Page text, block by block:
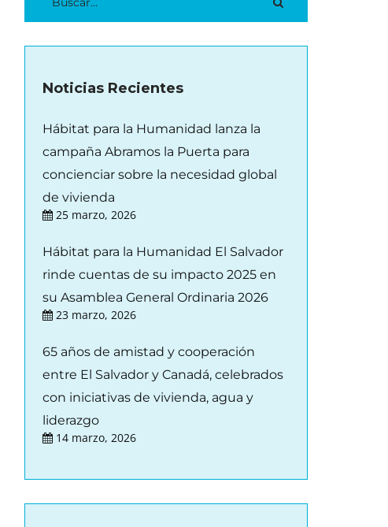
Noticias Recientes
Hábitat para la Humanidad lanza la
campaña Abramos la Puerta para
concienciar sobre la necesidad global
de vivienda
25 marzo, 2026
Hábitat para la Humanidad El Salvador
rinde cuentas de su impacto 2025 en
su Asamblea General Ordinaria 2026
23 marzo, 2026
65 años de amistad y cooperación
entre El Salvador y Canadá, celebrados
con iniciativas de vivienda, agua y
liderazgo
14 marzo, 2026